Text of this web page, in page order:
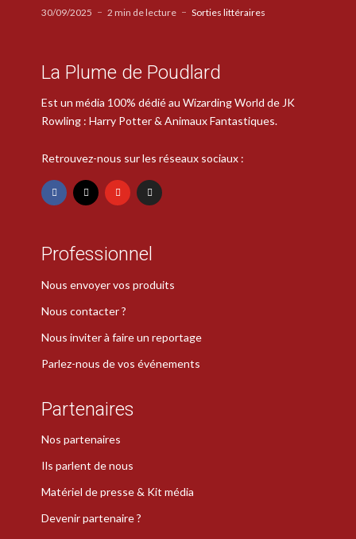
30/09/2025 2 min de lecture Sorties littéraires
La Plume de Poudlard
Est un média 100% dédié au Wizarding World de JK
Rowling : Harry Potter & Animaux Fantastiques.
Retrouvez-nous sur les réseaux sociaux :
Professionnel
Nous envoyer vos produits
Nous contacter ?
Nous inviter à faire un reportage
Parlez-nous de vos événements
Partenaires
Nos partenaires
Ils parlent de nous
Matériel de presse & Kit média
Devenir partenaire ?